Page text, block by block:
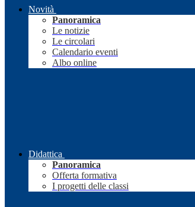
Novità
Panoramica
Le notizie
Le circolari
Calendario eventi
Albo online
Didattica
Panoramica
Offerta formativa
I progetti delle classi